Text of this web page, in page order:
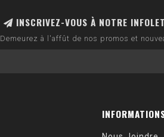
INSCRIVEZ-VOUS À NOTRE
Demeurez à l'affût de nos promos et